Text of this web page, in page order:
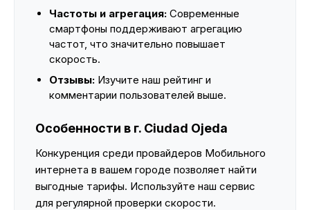
Частоты и агрегация: Современные
смартфоны поддерживают агрегацию
частот, что значительно повышает
скорость.
Отзывы: Изучите наш рейтинг и
комментарии пользователей выше.
Особенности в г. Ciudad Ojeda
Конкуренция среди провайдеров Мобильного
интернета в вашем городе позволяет найти
выгодные тарифы. Используйте наш сервис
для регулярной проверки скорости.